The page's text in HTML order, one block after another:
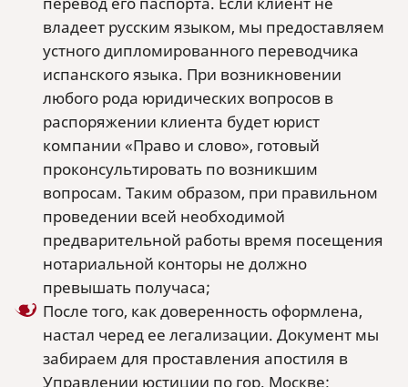
владеет русским языком, мы предоставляем
устного дипломированного переводчика
испанского языка. При возникновении
любого рода юридических вопросов в
распоряжении клиента будет юрист
компании «Право и слово», готовый
проконсультировать по возникшим
вопросам. Таким образом, при правильном
проведении всей необходимой
предварительной работы время посещения
нотариальной конторы не должно
превышать получаса;
После того, как доверенность оформлена,
настал черед ее легализации. Документ мы
забираем для проставления апостиля в
Управлении юстиции по гор. Москве;